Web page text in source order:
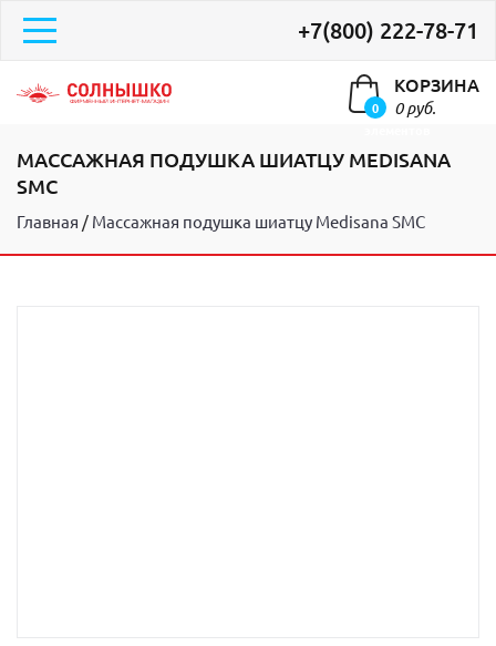
+7(800) 222-78-71
0
КОРЗИНА
0 руб.
МАССАЖНАЯ ПОДУШКА ШИАТЦУ MEDISANA
SMC
Главная Массажная подушка шиатцу Medisana SMC